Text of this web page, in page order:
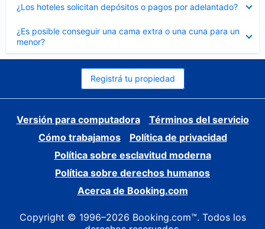
¿Los hoteles solicitan depósitos o pagos por adelantado?
cerrado
¿Es posible conseguir una cama extra o una cuna para un
menor?
cerrado
Registrá tu propiedad
Versión para computadora
Términos del servicio
Cómo trabajamos
Política de privacidad
Política sobre esclavitud moderna
Política sobre derechos humanos
Acerca de Booking.com
Copyright © 1996–2026 Booking.com™. Todos los